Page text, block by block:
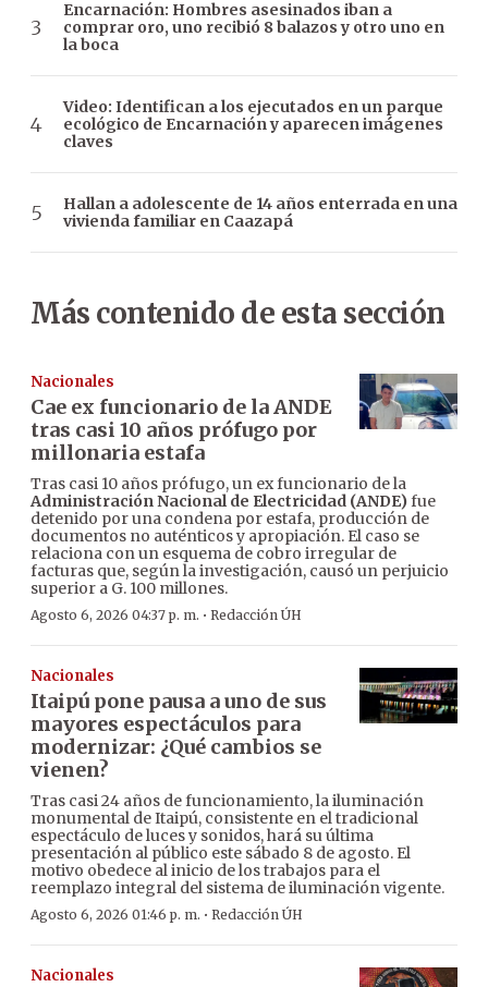
Encarnación: Hombres asesinados iban a
comprar oro, uno recibió 8 balazos y otro uno en
la boca
Video: Identifican a los ejecutados en un parque
ecológico de Encarnación y aparecen imágenes
claves
Hallan a adolescente de 14 años enterrada en una
vivienda familiar en Caazapá
Más contenido de esta sección
Nacionales
Cae ex funcionario de la ANDE
tras casi 10 años prófugo por
millonaria estafa
Tras casi 10 años prófugo, un ex funcionario de la
Administración Nacional de Electricidad (ANDE)fue
detenido por una condena por estafa, producción de
documentos no auténticos y apropiación. El caso se
relaciona con un esquema de cobro irregular de
facturas que, según la investigación, causó un perjuicio
superior a G. 100 millones.
Agosto 6, 2026 04:37 p. m. · Redacción ÚH
Nacionales
Itaipú pone pausa a uno de sus
mayores espectáculos para
modernizar: ¿Qué cambios se
vienen?
Tras casi 24 años de funcionamiento, la iluminación
monumental de Itaipú, consistente en el tradicional
espectáculo de luces y sonidos, hará su última
presentación al público este sábado 8 de agosto. El
motivo obedece al inicio de los trabajos para el
reemplazo integral del sistema de iluminación vigente.
Agosto 6, 2026 01:46 p. m. · Redacción ÚH
Nacionales